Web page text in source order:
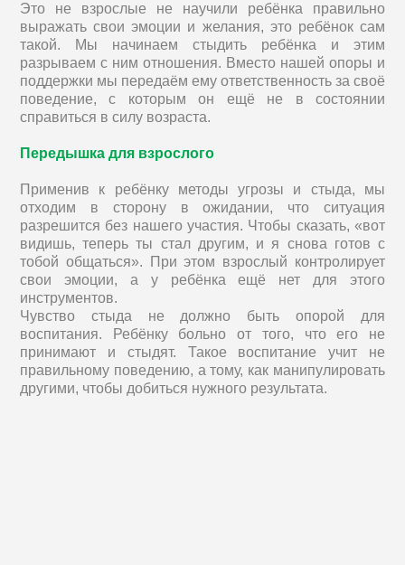
Это не взрослые не научили ребёнка правильно
выражать свои эмоции и желания, это ребёнок сам
такой. Мы начинаем стыдить ребёнка и этим
разрываем с ним отношения. Вместо нашей опоры и
поддержки мы передаём ему ответственность за своё
поведение, с которым он ещё не в состоянии
справиться в силу возраста.
Передышка для взрослого
Применив к ребёнку методы угрозы и стыда, мы
отходим в сторону в ожидании, что ситуация
разрешится без нашего участия. Чтобы сказать, «вот
видишь, теперь ты стал другим, и я снова готов с
тобой общаться». При этом взрослый контролирует
свои эмоции, а у ребёнка ещё нет для этого
инструментов.
Чувство стыда не должно быть опорой для
воспитания. Ребёнку больно от того, что его не
принимают и стыдят. Такое воспитание учит не
правильному поведению, а тому, как манипулировать
другими, чтобы добиться нужного результата.